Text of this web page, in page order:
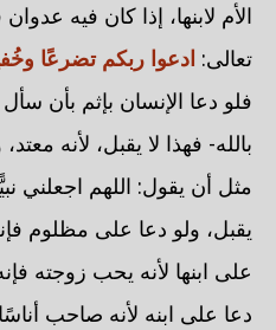
الأم لابنها، إذا كان فيه
تعالى: ادعوا ربكم تضرعًا
فلو دعا الإنسان بإثم بأن
بالله- فهذا لا يقبل، لأنه
مثل أن يقول: اللهم اجعلني
يقبل، ولو دعا على مظلوم
على ابنها لأنه يحب زوجته
دعا على ابنه لأنه صاحب